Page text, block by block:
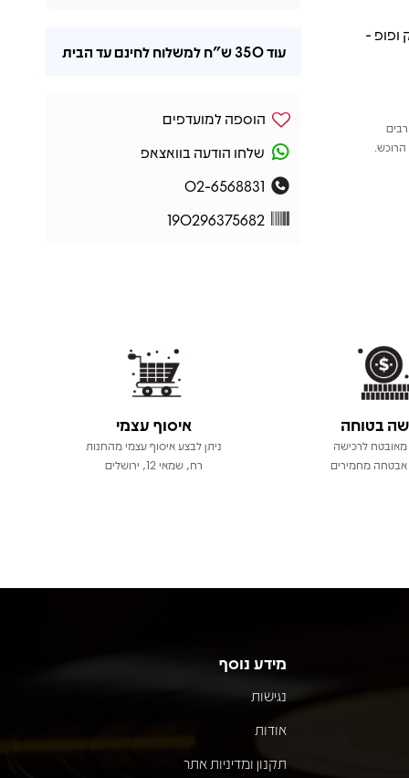
ופופ -
הרוכש.
עוד350 ש"ח למשלוח לחינם עד הבית
הוספה למועדפים
שלחו הודעה בוואצאפ
02-6568831
190296375682
בטוחה
לרכישה
אבטחה מחמירים
איסוף עצמי
ניתן לבצע איסוף עצמי מהחנות
רח, שמאי 12, ירושלים
מידע נוסף
נגישות
אודות
תקנון ומדיניות אתר